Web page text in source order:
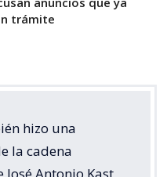
trámite
hizo una
la cadena